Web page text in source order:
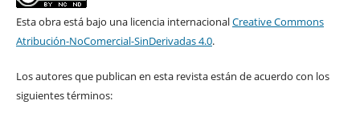
Esta obra está bajo una licencia internacionalCreative Commons
Atribución-NoComercial-SinDerivadas 4.0.
Los autores que publican en esta revista están de acuerdo con los
siguientes términos: